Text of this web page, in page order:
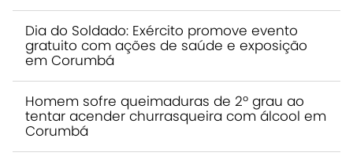
Dia do Soldado: Exército promove evento
gratuito com ações de saúde e exposição
em Corumbá
Homem sofre queimaduras de 2º grau ao
tentar acender churrasqueira com álcool em
Corumbá